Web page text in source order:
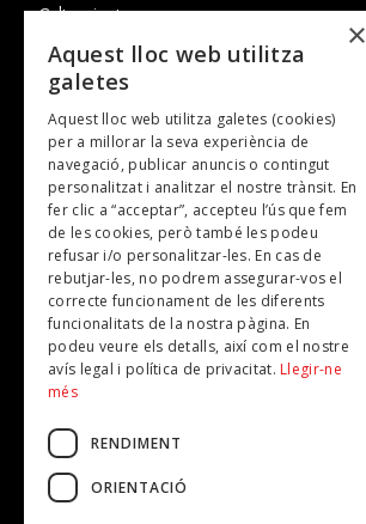
Cultura i art
Entrevistes
Gastronomia
TV
Plans per fer
Revistes
SUBSCRIU-TE A LA NOSTRA NEWSLETTER!
Correu electrònic*
Accepto lapolítica de privacitat
×
Aquest lloc web utilitza
galetes
Aquest lloc web utilitza galetes (cookies)
per a millorar la seva experiència de
navegació, publicar anuncis o contingut
personalitzat i analitzar el nostre trànsit. En
fer clic a “acceptar”, accepteu l’ús que fem
de les cookies, però també les podeu
refusar i/o personalitzar-les. En cas de
rebutjar-les, no podrem assegurar-vos el
correcte funcionament de les diferents
funcionalitats de la nostra pàgina. En
podeu veure els detalls, així com el nostre
avís legal i política de privacitat. Llegir-ne
més
RENDIMENT
ORIENTACIÓ